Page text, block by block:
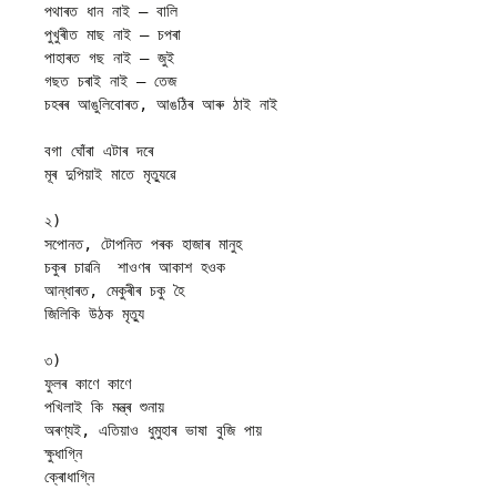
পথাৰত ধান নাই – বালি
পুখুৰীত মাছ নাই – চপৰা
পাহাৰত গছ নাই – জুই
গছত চৰাই নাই – তেজ
চহৰৰ আঙুলিবোৰত, আঙঠিৰ আৰু ঠাই নাই
বগা ঘোঁৰা এটাৰ দৰে
মূৰ দুপিয়াই মাতে মৃত্যুৱে
২)
সপোনত, টোপনিত পৰক হাজাৰ মানুহ
চকুৰ চাৱনি  শাওণৰ আকাশ হওক
আন্ধাৰত, মেকুৰীৰ চকু হৈ
জিলিকি উঠক মৃত্যু
৩)
ফুলৰ কাণে কাণে
পখিলাই কি মন্ত্ৰ শুনায়
অৰণ্যই, এতিয়াও ধুমুহাৰ ভাষা বুজি পায়
ক্ষুধাগ্নি
ক্ৰোধাগ্নি